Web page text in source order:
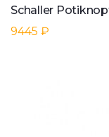
Schaller
9445 ₽